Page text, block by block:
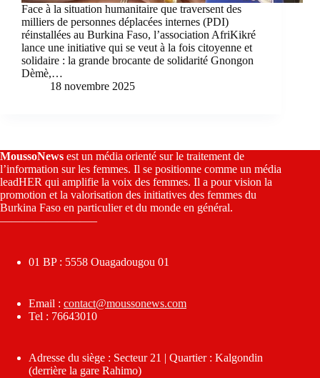
Face à la situation humanitaire que traversent des
milliers de personnes déplacées internes (PDI)
réinstallées au Burkina Faso, l’association AfriKikré
lance une initiative qui se veut à la fois citoyenne et
solidaire : la grande brocante de solidarité Gnongon
Dèmè,…
18 novembre 2025
MoussoNews est un média orienté sur le traitement de
l’information sur les femmes. Il se positionne comme un média
leadHER qui amplifie la voix des femmes. Il a pour vision la
promotion et la valorisation des initiatives des femmes du
Burkina Faso en particulier et du monde en général.
————————–
01 BP : 5558 Ouagadougou 01
Email : contact@moussonews.com
Tel : 76643010
Adresse du siège : Secteur 21 | Quartier : Kalgondin
(derrière la gare Rahimo)